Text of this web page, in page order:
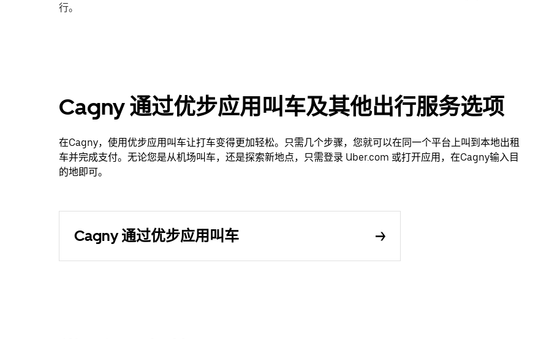
行。
Cagny 通过优步应用叫车及其他出行服务选项
在Cagny，使用优步应用叫车让打车变得更加轻松。只需几个步骤，您就可以在同一个平台上叫到本地出租
车并完成支付。无论您是从机场叫车，还是探索新地点，只需登录 Uber.com 或打开应用，在Cagny输入目
的地即可。
Cagny 通过优步应用叫车